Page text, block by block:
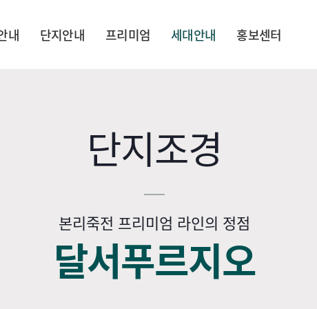
내 단지안내 프리미엄 세대안내 홍보센터
단지조경
본리죽전 프리미엄 라인의 정점
달서푸르지오